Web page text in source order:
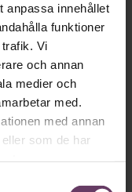
anpassa innehållet
funktioner
Vi
och annan
medier och
med.
med annan
som de har
en
våra artiklar!
betala något.